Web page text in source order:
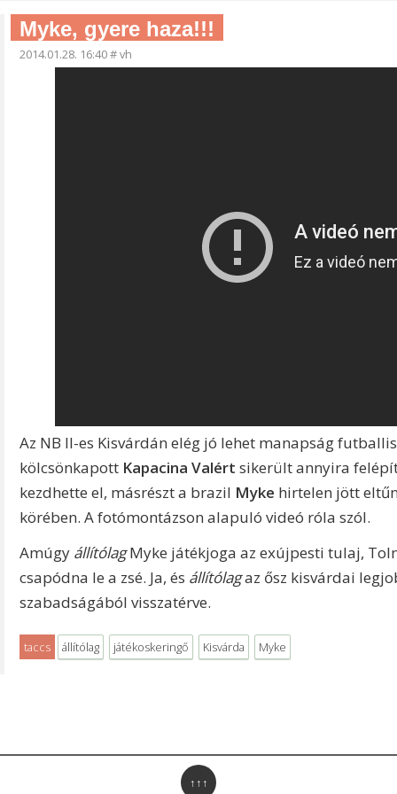
Myke, gyere haza!!!
2014.01.28. 16:40#vh
Az NB II-es Kisvárdán elég jó lehet manapság
kölcsönkapott Kapacina Valért sikerült annyira
kezdhette el, másrészt a brazil Myke hirtelen jött
körében. A fotómontázson alapuló videó róla szól.
Amúgy állítólagMyke játékjoga az exújpesti tulaj,
csapódna le a zsé. Ja, és állítólagaz ősz kisvárdai
szabadságából visszatérve.
taccs állítólag játékoskeringő Kisvárda Myke
↑↑↑